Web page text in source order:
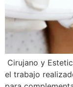
Cirujano y
el trabajo